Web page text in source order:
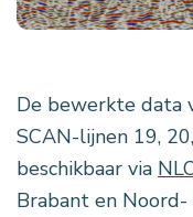
De bewerkte data
SCAN-lijnen 19,
beschikbaar via
Brabant en